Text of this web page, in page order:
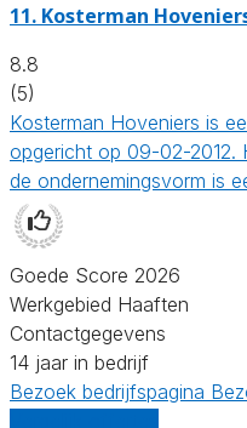
11. Kosterman
8.8
(5)
Kosterman Hoveniers is
opgericht op 09-02-2012.
de ondernemingsvorm is
Goede Score 2026
Werkgebied Haaften
Contactgegevens
14 jaar in bedrijf
Bezoek bedrijfspagina